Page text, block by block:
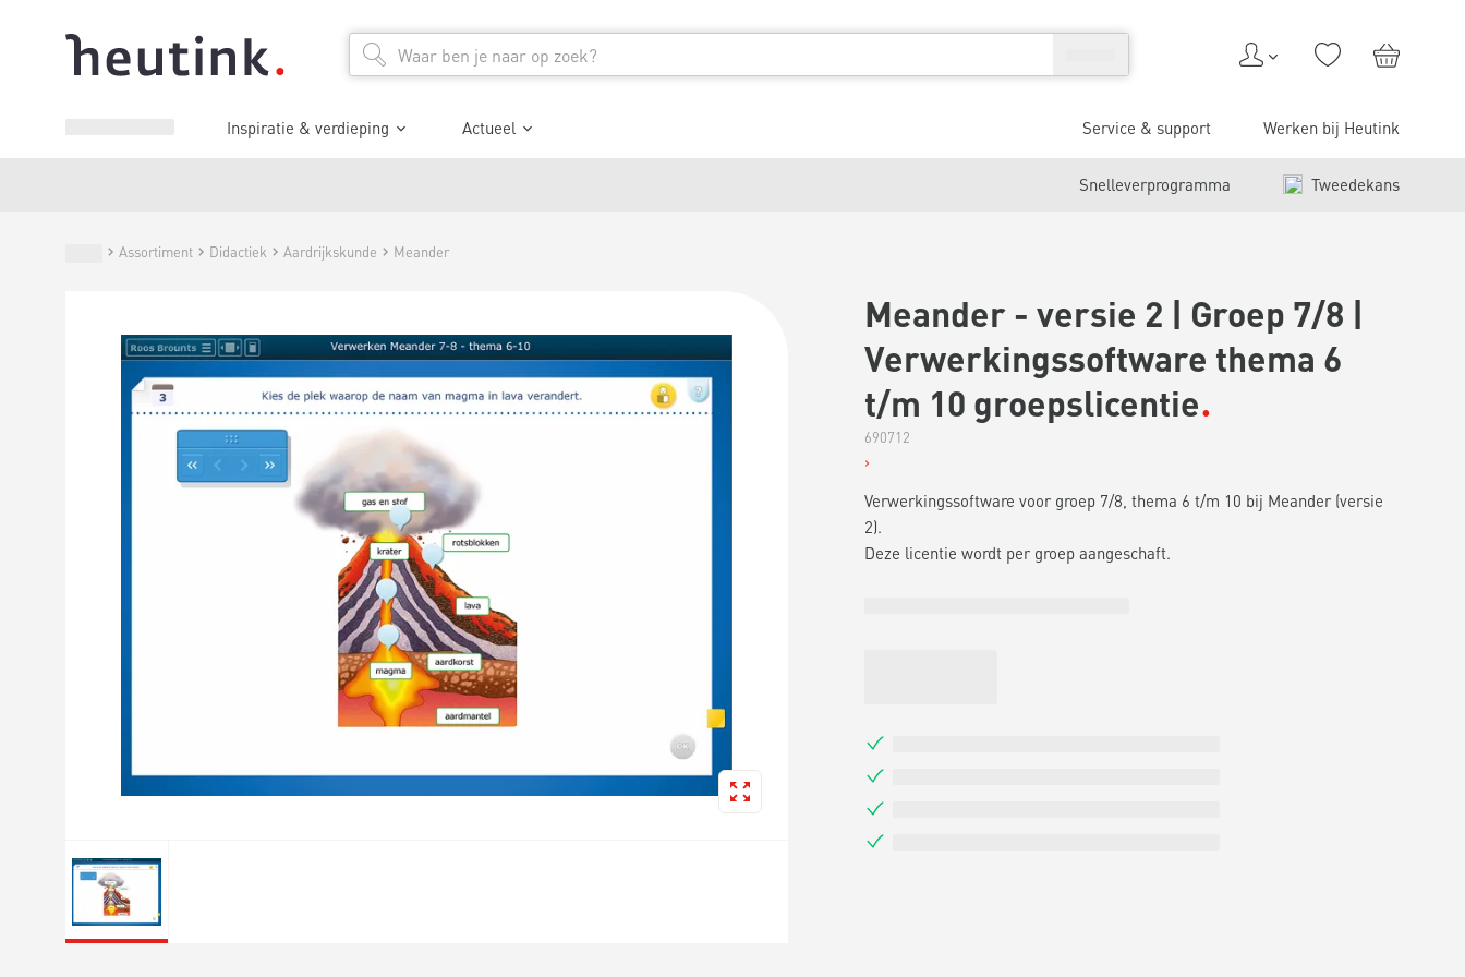
Inspiratie & verdieping Actueel Service & support Werken bij Heutink
Snelleverprogramma Tweedekans
Assortiment Didactiek Aardrijkskunde Meander
Meander - versie 2 | Groep 7/8 |
Verwerkingssoftware thema 6
t/m 10 groepslicentie
690712
Verwerkingssoftware voor groep 7/8, thema 6 t/m 10 bij Meander (versie
2).
Deze licentie wordt per groep aangeschaft.